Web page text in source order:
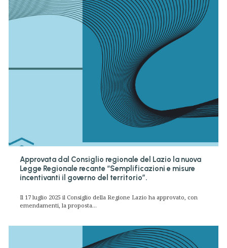
Approvata dal Consiglio regionale del Lazio la nuova
Legge Regionale recante “Semplificazioni e misure
incentivanti il governo del territorio”.
Il 17 luglio 2025 il Consiglio della Regione Lazio ha approvato, con
emendamenti, la proposta...